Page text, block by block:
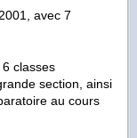
avec 7
classes
section, ainsi
au cours